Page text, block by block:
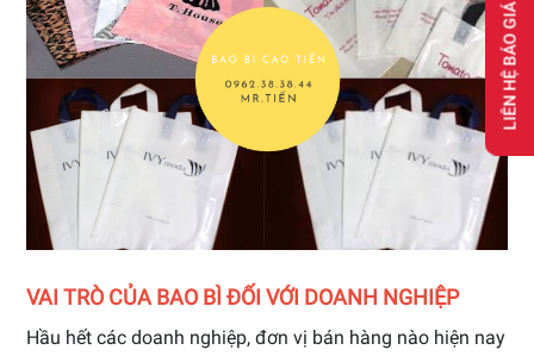
VAI TRÒ CỦA BAO BÌ ĐỐI VỚI DOANH NGHIỆP
Hầu hết các doanh nghiệp, đơn vị bán hàng nào hiện nay
LIÊN HỆ BÁO GIÁ